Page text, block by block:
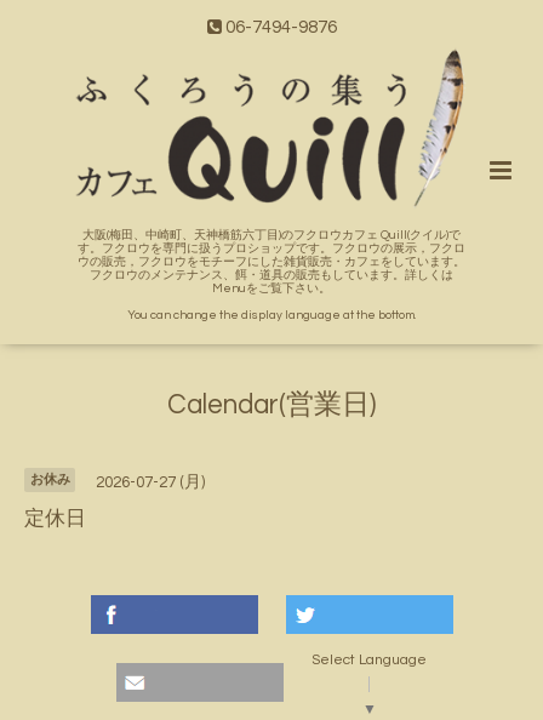
06-7494-9876
大阪(梅田、中崎町、天神橋筋六丁目)のフクロウカフェ Quill(クイル)で
す。フクロウを専門に扱うプロショップです。フクロウの展示，フクロ
ウの販売，フクロウをモチーフにした雑貨販売・カフェをしています。
フクロウのメンテナンス、餌・道具の販売もしています。詳しくは
Menuをご覧下さい。
You can change the display language at the bottom.
Calendar(営業日)
お休み 2026-07-27 (月)
定休日
Select Language
▼